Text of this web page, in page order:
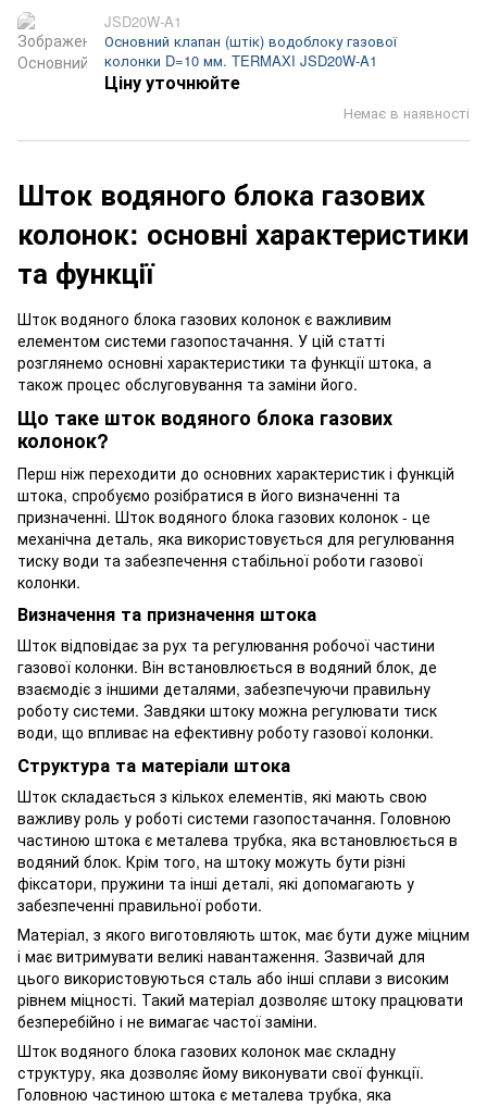
JSD20W-A1
Основний клапан (штік) водоблоку газової
колонки D=10 мм. TERMAXI JSD20W-A1
Немає в наявності
Ціну уточнюйте
Шток водяного блока газових
колонок: основні характеристики
та функції
Шток водяного блока газових колонок є важливим
елементом системи газопостачання. У цій статті
розглянемо основні характеристики та функції штока, а
також процес обслуговування та заміни його.
Що таке шток водяного блока газових
колонок?
Перш ніж переходити до основних характеристик і функцій
штока, спробуємо розібратися в його визначенні та
призначенні. Шток водяного блока газових колонок - це
механічна деталь, яка використовується для регулювання
тиску води та забезпечення стабільної роботи газової
колонки.
Визначення та призначення штока
Шток відповідає за рух та регулювання робочої частини
газової колонки. Він встановлюється в водяний блок, де
взаємодіє з іншими деталями, забезпечуючи правильну
роботу системи. Завдяки штоку можна регулювати тиск
води, що впливає на ефективну роботу газової колонки.
Структура та матеріали штока
Шток складається з кількох елементів, які мають свою
важливу роль у роботі системи газопостачання. Головною
частиною штока є металева трубка, яка встановлюється в
водяний блок. Крім того, на штоку можуть бути різні
фіксатори, пружини та інші деталі, які допомагають у
забезпеченні правильної роботи.
Матеріал, з якого виготовляють шток, має бути дуже міцним
і має витримувати великі навантаження. Зазвичай для
цього використовуються сталь або інші сплави з високим
рівнем міцності. Такий матеріал дозволяє штоку працювати
безперебійно і не вимагає частої заміни.
Шток водяного блока газових колонок має складну
структуру, яка дозволяє йому виконувати свої функції.
Головною частиною штока є металева трубка, яка